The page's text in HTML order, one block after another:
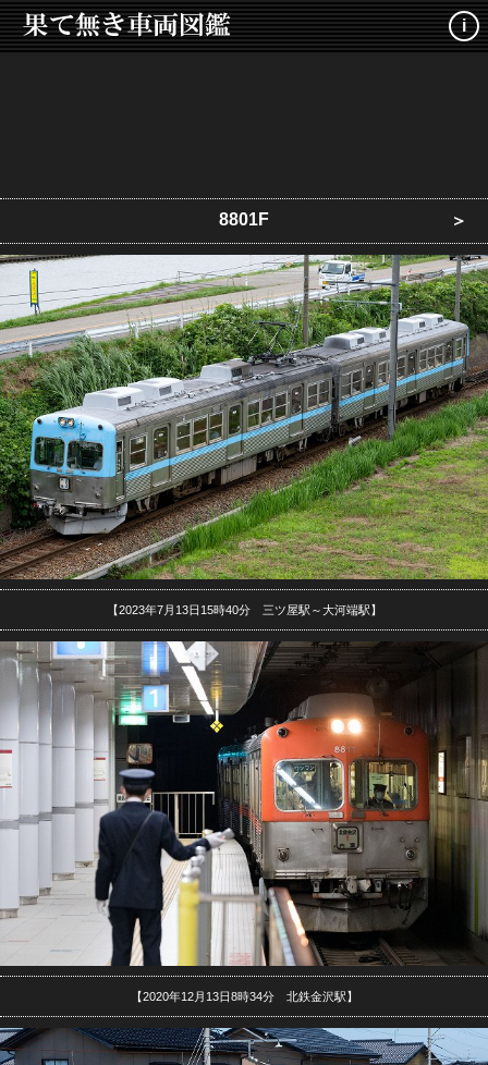
i
8801F ＞
【2023年7月13日15時40分 三ツ屋駅～大河端駅】
【2020年12月13日8時34分 北鉄金沢駅】